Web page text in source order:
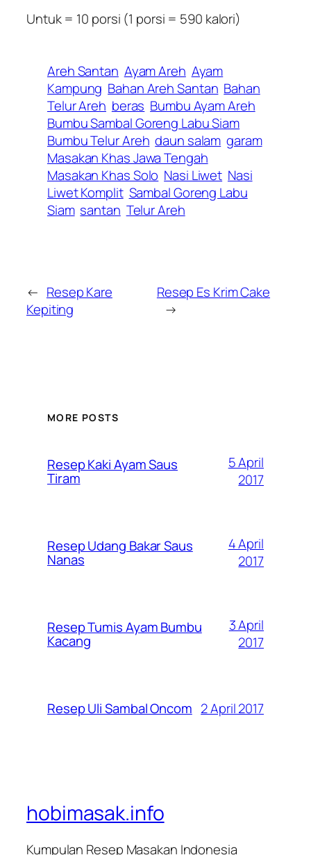
Untuk = 10 porsi (1 porsi = 590 kalori)
Areh Santan Ayam Areh Ayam
Kampung Bahan Areh Santan Bahan
Telur Areh beras Bumbu Ayam Areh
Bumbu Sambal Goreng Labu Siam
Bumbu Telur Areh daun salam garam
Masakan Khas Jawa Tengah
Masakan Khas Solo Nasi Liwet Nasi
Liwet Komplit Sambal Goreng Labu
Siam santan Telur Areh
← Resep Kare
Kepiting
Resep Es Krim Cake
→
MORE POSTS
Resep Kaki Ayam Saus
Tiram
5 April
2017
Resep Udang Bakar Saus
Nanas
4 April
2017
Resep Tumis Ayam Bumbu
Kacang
3 April
2017
Resep Uli Sambal Oncom 2 April 2017
hobimasak.info
Kumpulan Resep Masakan Indonesia